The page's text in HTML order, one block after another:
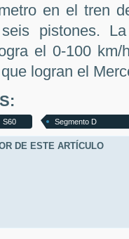
en el tren
pistones.
el 0-100
logran el
S60 Segmento D
DE ESTE ARTÍCULO